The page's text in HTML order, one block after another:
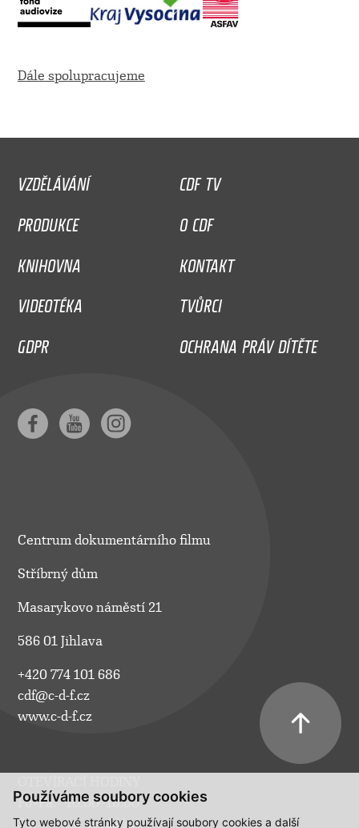
Používáme soubory cookies
Tyto webové stránky používají soubory cookies a další
Dále spolupracujeme
VZDĚLÁVÁNÍ
CDF TV
PRODUKCE
O CDF
KNIHOVNA
KONTAKT
VIDEOTÉKA
TVŮRCI
GDPR
OCHRANA PRÁV DÍTĚTE
Centrum dokumentárního filmu
Stříbrný dům
Masarykovo náměstí 21
586 01 Jihlava
+420 774 101 686
cdf@c-d-f.cz
www.c-d-f.cz
Po–Pá:
10.00–18.00
So:
na požádání